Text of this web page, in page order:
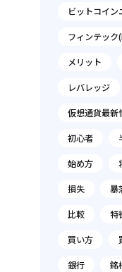
ビットコイン
フィンテッ
メリット
レバレッジ
仮想通貨最新
初心者
始め方
損失
暴
比較
特
買い方
銀行
銘